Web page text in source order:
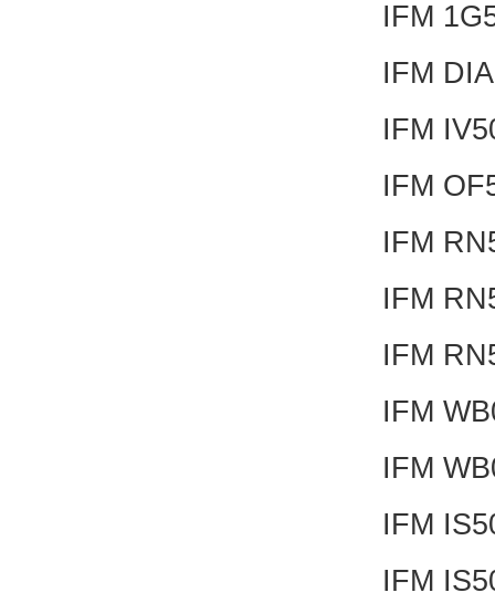
IFM
IFM
IFM
IFM
IFM
IFM
IFM
IFM
IFM
IFM
IFM